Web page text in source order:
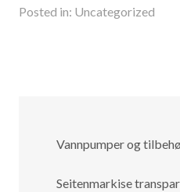
Posted in: Uncategorized
Vannpumper og
Seitenmarkise